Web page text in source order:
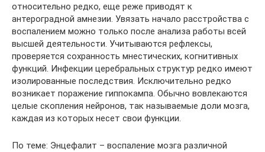
относительно редко, еще реже приводят к
антероградной амнезии. Увязать начало расстройства с
воспалением можно только после анализа работы всей
высшей деятельности. Учитываются рефлексы,
проверяется сохранность мнестических, когнитивных
функций. Инфекции церебральных структур редко имеют
изолированные последствия. Исключительно редко
возникает поражение гиппокампа. Обычно вовлекаются
целые скопления нейронов, так называемые доли мозга,
каждая из которых несет свои функции.
По теме: Энцефалит – воспаление мозга различной